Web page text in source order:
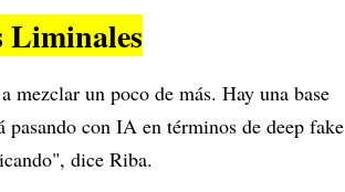
Liminales
mezclar un poco de más. Hay una base
con IA en términos de deep fake
dice Riba.